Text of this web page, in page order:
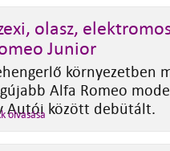
olasz,
Junior
környezetben
Alfa Romeo
Autói között debütált.
olvasása